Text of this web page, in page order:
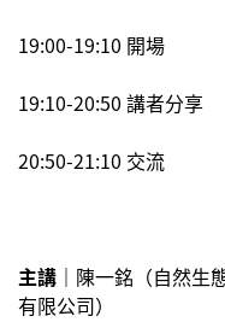
19:00-19:10 開場
19:10-20:50 講者分享
20:50-21:10 交流
主講｜ 陳一銘（自然生
有限公司）